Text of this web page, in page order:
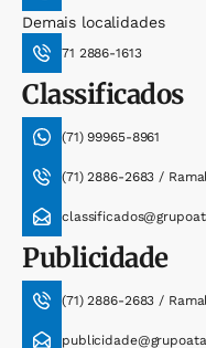
Demais localidades
71 2886-1613
Classificados
(71) 99965-8961
(71) 2886-2683 /
Publicidade
(71) 2886-2683 /